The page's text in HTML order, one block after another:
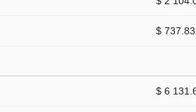
$ 737.83
$ 6